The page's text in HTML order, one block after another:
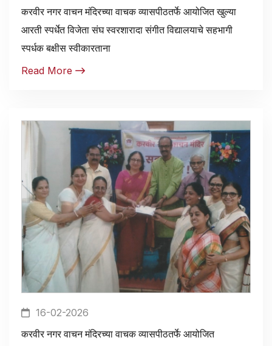
करवीर नगर वाचन मंदिरच्या वाचक व्यासपीठतर्फे आयोजित खुल्या
आरती स्पर्धेत विजेता संघ स्वरशारादा संगीत विद्यालयाचे सहभागी
स्पर्धक बक्षीस स्वीकारताना
Read More
16-02-2026
करवीर नगर वाचन मंदिरच्या वाचक व्यासपीठतर्फे आयोजित